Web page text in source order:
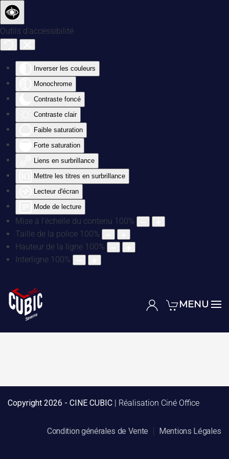
Outils d'accessibilité
Inverser les couleurs
Monochrome
Contraste foncé
Contraste clair
Faible saturation
Forte saturation
Liens en surbrillance
Mettre les titres en surbrillance
Lecteur d'écran
Mode de lecture
Mise à l'échelle du contenu 100%
Taille de la police 100%
Hauteur de la ligne 100%
Interligne 100%
Accéder au contenu principal
MENU
Copyright 2026 - CINE CUBIC | Réalisation Ciné Office
Condition générales de Vente Mentions Légales